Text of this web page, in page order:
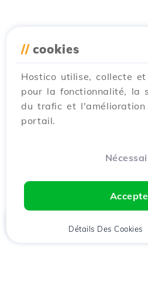
// cookies
Hostico utilise, collecte
pour la fonctionnalité, la
du trafic et
portail.
Détails Des Cookies
Client Panier